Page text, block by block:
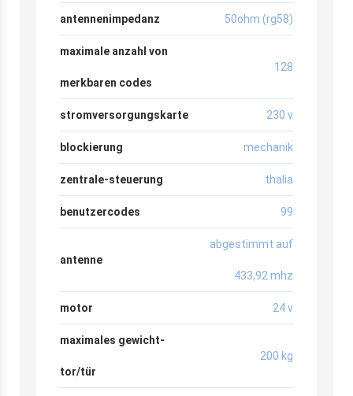
antennenimpedanz 50ohm (rg58)
maximale anzahl von
merkbaren codes
128
stromversorgungskarte 230 v
blockierung mechanik
zentrale-steuerung thalia
benutzercodes 99
antenne
abgestimmt auf
433,92 mhz
motor 24 v
maximales gewicht-
tor/tür
200 kg